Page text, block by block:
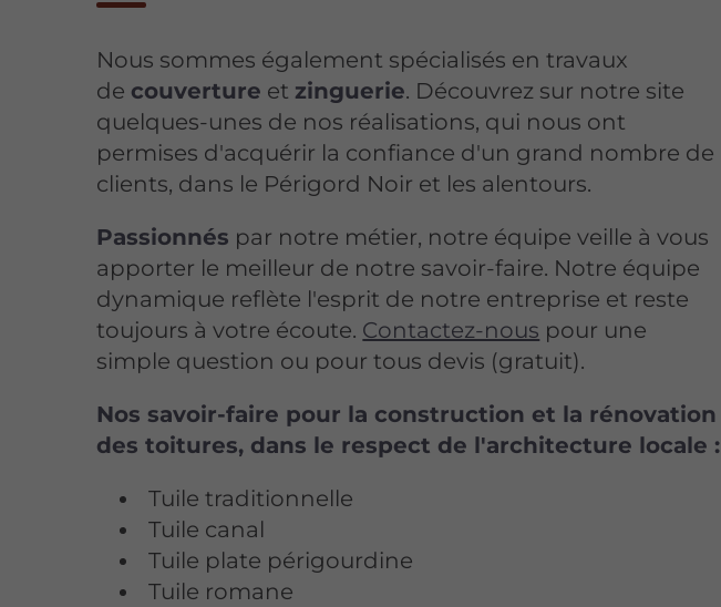
Nous sommes également spécialisés en travaux
de couverture et zinguerie. Découvrez sur notre site
quelques-unes de nos réalisations, qui nous ont
permises d'acquérir la confiance d'un grand nombre de
clients, dans le Périgord Noir et les alentours.
Passionnés par notre métier, notre équipe veille à vous
apporter le meilleur de notre savoir-faire. Notre équipe
dynamique reflète l'esprit de notre entreprise et reste
toujours à votre écoute. Contactez-nous pour une
simple question ou pour tous devis (gratuit).
Nos savoir-faire pour la construction et la rénovation
des toitures, dans le respect de l'architecture locale :
Tuile traditionnelle
Tuile canal
Tuile plate périgourdine
Tuile romane